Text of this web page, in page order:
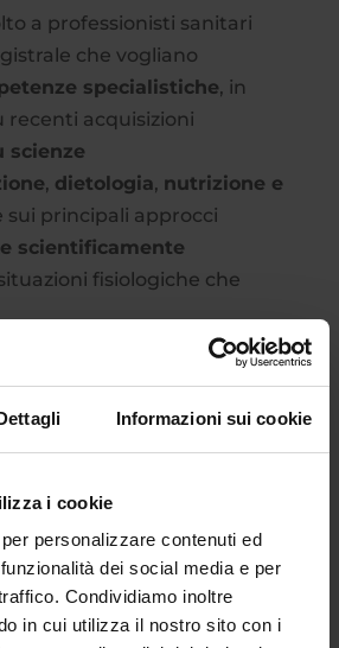
Informazioni sui cookie
i cookie
personalizzare contenuti ed
dei social media e per
Condividiamo inoltre
in cui utilizza il nostro sito con i
a professionisti sanitari
che vogliano
specialistiche, in
recenti acquisizioni
scienze
, dietologia, nutrizione e
sui principali approcci
scientificamente
fisiologiche che
i seguenti obiettivi:
relazioni tra dieta e
competenze
valutazione
delle condizioni legate
;